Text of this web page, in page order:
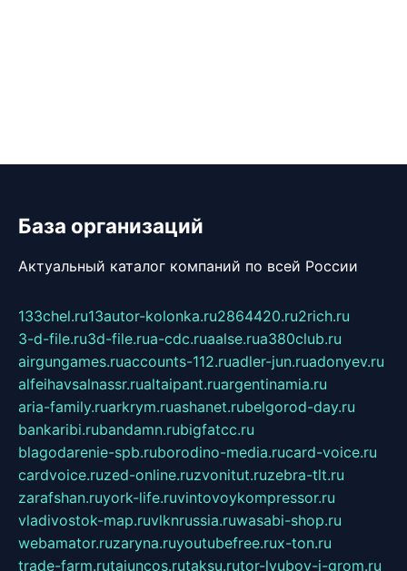
База организаций
Актуальный каталог компаний по всей России
133chel.ru13autor-kolonka.ru2864420.ru2rich.ru
3-d-file.ru3d-file.rua-cdc.ruaalse.rua380club.ru
airgungames.ruaccounts-112.ruadler-jun.ruadonyev.ru
alfeihavsalnassr.rualtaipant.ruargentinamia.ru
aria-family.ruarkrym.ruashanet.rubelgorod-day.ru
bankaribi.rubandamn.rubigfatcc.ru
blagodarenie-spb.ruborodino-media.rucard-voice.ru
cardvoice.ruzed-online.ruzvonitut.ruzebra-tlt.ru
zarafshan.ruyork-life.ruvintovoykompressor.ru
vladivostok-map.ruvlknrussia.ruwasabi-shop.ru
webamator.ruzaryna.ruyoutubefree.rux-ton.ru
trade-farm.rutajuncos.rutaksu.rutor-lyubov-i-grom.ru